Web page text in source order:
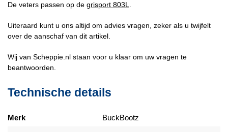
De veters passen op de grisport 803L.
Uiteraard kunt u ons altijd om advies vragen, zeker als u twijfelt
over de aanschaf van dit artikel.
Wij van Scheppie.nl staan voor u klaar om uw vragen te
beantwoorden.
Technische details
Merk BuckBootz